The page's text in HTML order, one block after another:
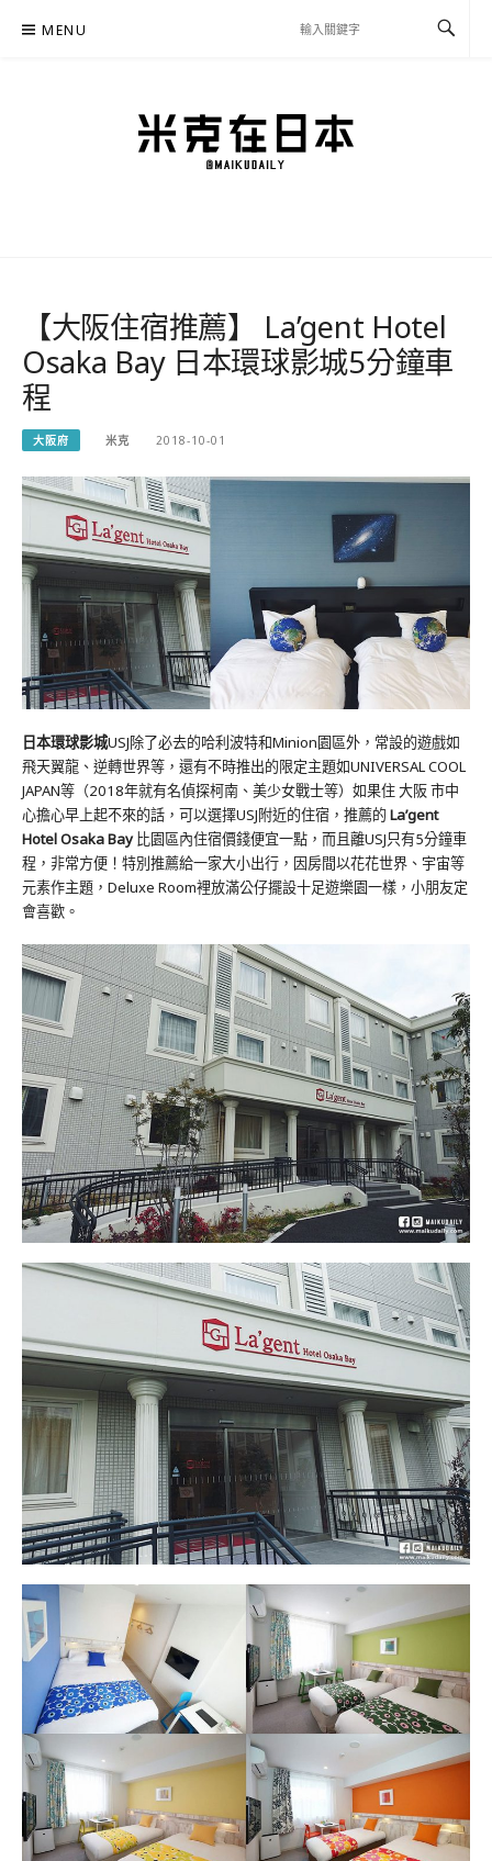
MENU
【大阪住宿推薦】 La’gent Hotel
Osaka Bay 日本環球影城5分鐘車
程
大阪府 米克 2018-10-01
日本環球影城USJ除了必去的哈利波特和Minion園區外，常設的遊戲如
飛天翼龍、逆轉世界等，還有不時推出的限定主題如UNIVERSAL COOL
JAPAN等（2018年就有名偵探柯南、美少女戰士等）如果住 大阪 市中
心擔心早上起不來的話，可以選擇USJ附近的住宿，推薦的La’gent
Hotel Osaka Bay 比園區內住宿價錢便宜一點，而且離USJ只有5分鐘車
程，非常方便！特別推薦給一家大小出行，因房間以花花世界、宇宙等
元素作主題，Deluxe Room裡放滿公仔擺設十足遊樂園一樣，小朋友定
會喜歡。